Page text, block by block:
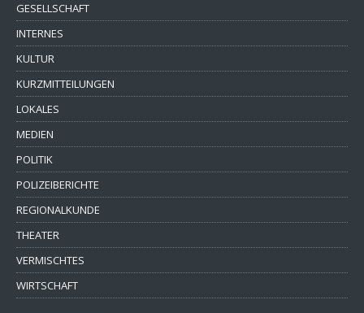
GESELLSCHAFT
INTERNES
KULTUR
KURZMITTEILUNGEN
LOKALES
MEDIEN
POLITIK
POLIZEIBERICHTE
REGIONALKUNDE
THEATER
VERMISCHTES
WIRTSCHAFT